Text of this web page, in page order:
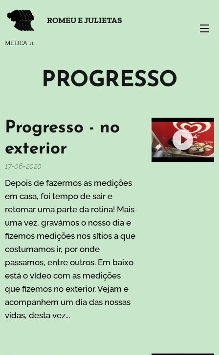
ROMEU E JULIETAS
MEDEA 11
PROGRESSO
Progresso - no
exterior
17-06-2020
Depois de fazermos as medições
em casa, foi tempo de sair e
retomar uma parte da rotina! Mais
uma vez, gravámos o nosso dia e
fizemos medições nos sítios a que
costumamos ir, por onde
passamos, entre outros. Em baixo
está o vídeo com as medições
que fizemos no exterior. Vejam e
acompanhem um dia das nossas
vidas, desta vez...